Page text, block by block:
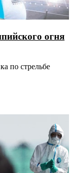
огня
по стрельбе